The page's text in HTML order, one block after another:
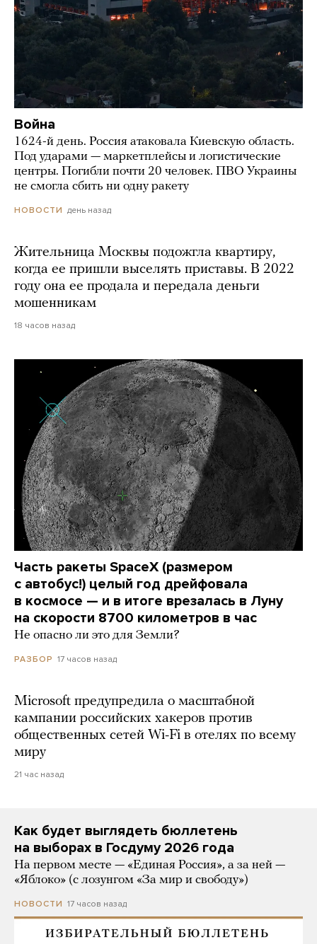
Война
1624-й день. Россия атаковала Киевскую область.
Под ударами — маркетплейсы и логистические
центры. Погибли почти 20 человек. ПВО Украины
не смогла сбить ни одну ракету
НОВОСТИ день назад
Жительница Москвы подожгла квартиру,
когда ее пришли выселять приставы. В 2022
году она ее продала и передала деньги
мошенникам
18 часов назад
Часть ракеты SpaceX (размером
с автобус!) целый год дрейфовала
в космосе — и в итоге врезалась в Луну
на скорости 8700 километров в час
Не опасно ли это для Земли?
РАЗБОР 17 часов назад
Microsoft предупредила о масштабной
кампании российских хакеров против
общественных сетей Wi-Fi в отелях по всему
миру
21 час назад
Как будет выглядеть бюллетень
на выборах в Госдуму 2026 года
На первом месте — «Единая Россия», а за ней —
«Яблоко» (с лозунгом «За мир и свободу»)
НОВОСТИ 17 часов назад